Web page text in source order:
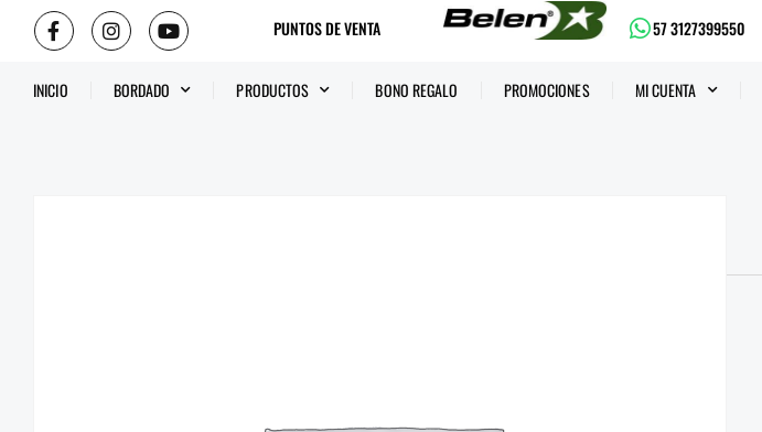
PUNTOS DE VENTA 57 3127399550
INICIO BORDADO PRODUCTOS BONO REGALO PROMOCIONES MI CUENTA